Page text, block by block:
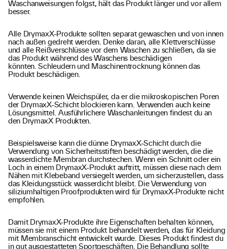
Waschanweisungen folgst, hält das Produkt länger und vor allem
besser.
Alle DrymaxX-Produkte sollten separat gewaschen und von innen
nach außen gedreht werden. Denke daran, alle Klettverschlüsse
und alle Reißverschlüsse vor dem Waschen zu schließen, da sie
das Produkt während des Waschens beschädigen
könnten. Schleudern und Maschinentrocknung können das
Produkt beschädigen.
Verwende keinen Weichspüler, da er die mikroskopischen Poren
der DrymaxX-Schicht blockieren kann. Verwenden auch keine
Lösungsmittel. Ausführlichere Waschanleitungen findest du an
den DrymaxX Produkten.
Beispielsweise kann die dünne DrymaxX-Schicht durch die
Verwendung von Sicherheitsstiften beschädigt werden, die die
wasserdichte Membran durchstechen. Wenn ein Schnitt oder ein
Loch in einem DrymaxX-Produkt auftritt, müssen diese nach dem
Nähen mit Klebeband versiegelt werden, um sicherzustellen, dass
das Kleidungsstück wasserdicht bleibt. Die Verwendung von
siliziumhaltigen Proofprodukten wird für DrymaxX-Produkte nicht
empfohlen.
Damit DrymaxX-Produkte ihre Eigenschaften behalten können,
müssen sie mit einem Produkt behandelt werden, das für Kleidung
mit Membranschicht entwickelt wurde. Dieses Produkt findest du
in gut ausgestatteten Sportgeschäften. Die Behandlung sollte